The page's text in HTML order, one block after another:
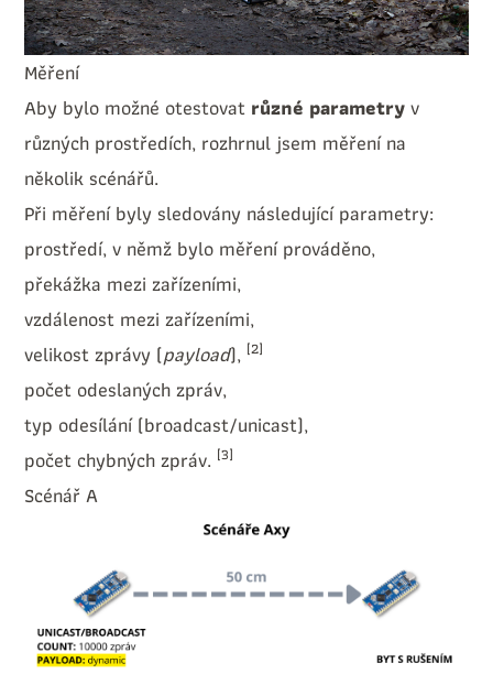
Měření
Aby bylo možné otestovat různé parametryv
různých prostředích, rozhrnul jsem měření na
několik scénářů.
Při měření byly sledovány následující parametry:
prostředí, v němž bylo měření prováděno,
překážka mezi zařízeními,
vzdálenost mezi zařízeními,
velikost zprávy (payload), [2]
počet odeslaných zpráv,
typ odesílání (broadcast/unicast),
počet chybných zpráv. [3]
Scénář A